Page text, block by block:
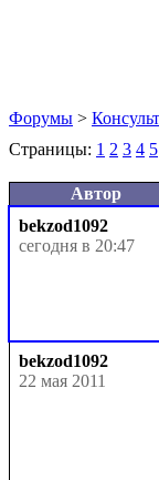
Форумы >
Страницы: 1 2 3 4 5
Автор
bekzod1092
сегодня в 20:47
bekzod1092
22 мая 2011